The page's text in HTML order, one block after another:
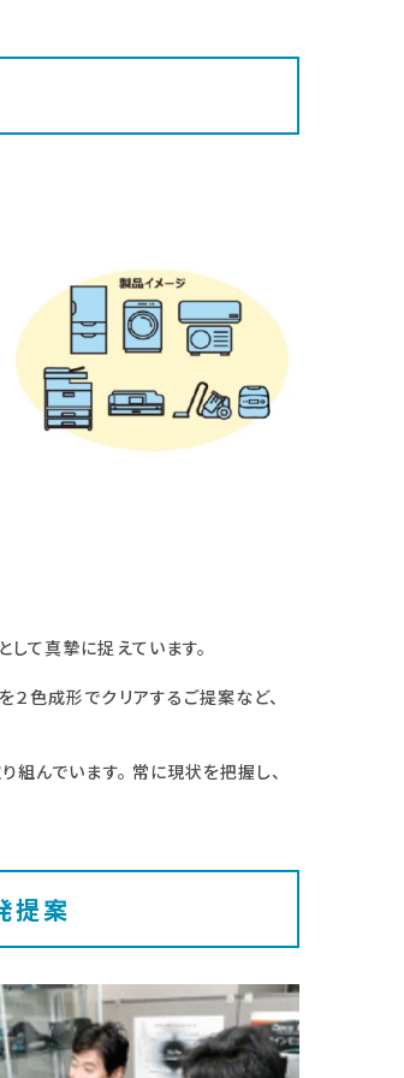
て真摯に捉えています。
色成形でクリアするご提案など、
んでいます。 常に現状を把握し、
提案